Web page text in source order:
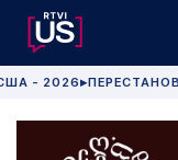
- 2026 ▶